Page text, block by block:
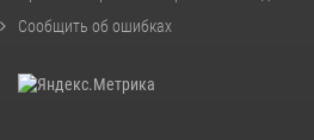
Сообщить об ошибках